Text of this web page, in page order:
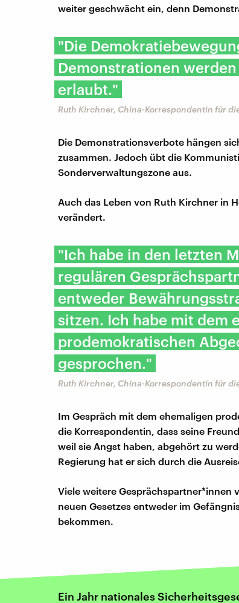
weiter geschwächt ein, denn
"Die
Demonstrationen
erlaubt."
Ruth Kirchner, China-Korrespondentin für
Die Demonstrationsverbote hängen
zusammen. Jedoch übt die
Sonderverwaltungszone aus.
Auch das Leben von Ruth Kirchner in
verändert.
"Ich habe in den letzten
regulären
entweder
sitzen. Ich habe mit dem
prodemokratischen
gesprochen."
Ruth Kirchner, China-Korrespondentin für
Im Gespräch mit dem ehemaligen
die Korrespondentin, dass seine
weil sie Angst haben, abgehört zu
Regierung hat er sich durch die
Viele weitere Gesprächspartner*innen
neuen Gesetzes entweder im
bekommen.
Ein Jahr nationales